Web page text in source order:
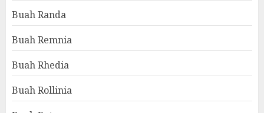
Buah Randa
Buah Remnia
Buah Rhedia
Buah Rollinia